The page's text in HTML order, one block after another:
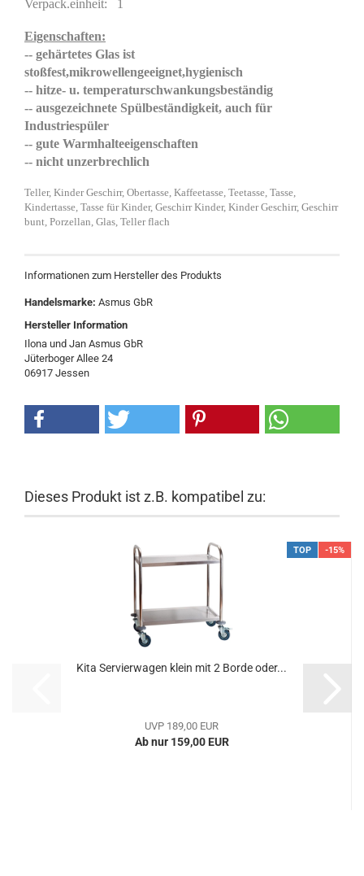
Verpack.einheit: 1
Eigenschaften:
-- gehärtetes Glas ist
stoßfest,mikrowellengeeignet,hygienisch
-- hitze- u. temperaturschwankungsbeständig
-- ausgezeichnete Spülbeständigkeit, auch für
Industriespüler
-- gute Warmhalteeigenschaften
-- nicht unzerbrechlich
Teller, Kinder Geschirr, Obertasse, Kaffeetasse, Teetasse, Tasse,
Kindertasse, Tasse für Kinder, Geschirr Kinder, Kinder Geschirr, Geschirr
bunt, Porzellan, Glas, Teller flach
Informationen zum Hersteller des Produkts
Handelsmarke: Asmus GbR
Hersteller Information
Ilona und Jan Asmus GbR
Jüterboger Allee 24
06917 Jessen
Dieses Produkt ist z.B. kompatibel zu:
TOP -15%
Kita Servierwagen klein mit 2 Borde oder...
UVP 189,00 EUR
Ab nur 159,00 EUR